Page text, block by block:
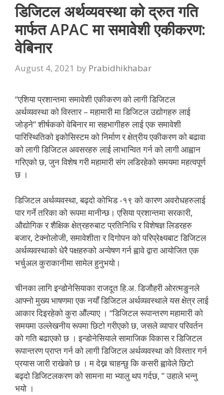
डिजिटल अर्थव्यवस्था को द्रुत गति
मार्फत APAC मा समावेशी एकीकरण:
वेबिनार
August 4, 2021 by Prabidhikhabar
“एशिया प्रशान्तमा समावेशी एकीकरण को लागी डिजिटल
अर्थव्यवस्था को विस्तार – महामारी मा डिजिटल उद्योगहरु लाई
जोड्ने” शीर्षकको वेबिनार मा सहभागीहरु लाई एक समावेशी
पारिस्थितिको इकोसिस्टम को निर्माण र क्षेत्रीय एकीकरण को बढावा
को लागी डिजिटल अवसरहरु लाई लाभान्वित गर्न को लागी आह्वान
गरिएको छ, जुन विशेष गरी महामारी संग लडिरहेको समयमा महत्वपूर्ण
छ ।
डिजिटल अर्थव्यवस्था, बढ्दो कोभिड -१९ को कारण अवरोधहरुलाई
पार गर्ने तरिका को रूपमा मानीन्छ। एसिया प्रशान्तमा सरकारी,
औद्योगिक र शैक्षिक क्षेत्रहरुबाट प्रतिनिधि र विशेषज्ञ लिडरहरु
बजार, टेक्नोलोजी, समावेशीता र दिगोपन को परिप्रेक्ष्यबाट डिजिटल
अर्थव्यवस्थाको धेरै पक्षहरुको अन्वेषण गर्न ह्वावे द्वारा आयोजित एक
भर्चुअल कुराकानीमा सामेल हुनुभयो।
चीनका लागि इन्डोनेसियाका राजदूत हि.अ. डिजौहरी ओरत्मङुनले
आफ्नो मुख्य भाषणमा एक नयाँ डिजिटल अर्थव्यवस्थाले यस क्षेत्र लाई
आकार दिइरहेको कुरा औंल्याए । “डिजिटल रूपान्तरण महामारी को
समयमा उल्लेखनीय रूपमा छिटो गरीएको छ, जसले व्यापार परिवर्तन
को गति बढाएको छ । इन्डोनेसियाले सामाजिक विकास र डिजिटल
रूपान्तरण प्राप्त गर्न को लागी डिजिटल अर्थव्यवस्था को विस्तार गर्न
प्रयास जारी राखेको छ । म देख्न चाहन्छु कि कसरी ह्वावेले छिटो
बढ्दो डिजिटलकरण को सामना मा भ्यालु थप गर्दछ, ” उहाले भन्नु
भयो ।